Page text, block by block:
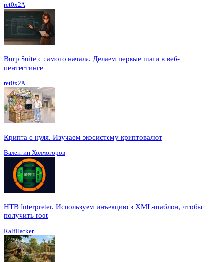
ret0x2A
Burp Suite с самого начала. Делаем первые шаги в веб-
пентестинге
ret0x2A
Крипта с нуля. Изучаем экосистему криптовалют
Валентин Холмогоров
HTB Interpreter. Используем инъекцию в XML-шаблон, чтобы
получить root
RalfHacker